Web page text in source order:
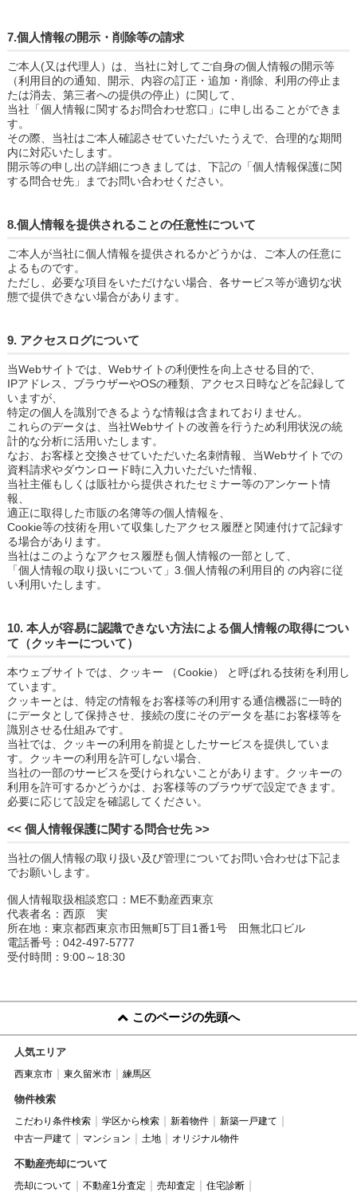
7.個人情報の開示・削除等の請求
ご本人(又は代理人）は、当社に対してご自身の個人情報の開示等
（利用目的の通知、開示、内容の訂正・追加・削除、利用の停止ま
たは消去、第三者への提供の停止）に関して、
当社「個人情報に関するお問合わせ窓口」に申し出ることができま
す。
その際、当社はご本人確認させていただいたうえで、合理的な期間
内に対応いたします。
開示等の申し出の詳細につきましては、下記の「個人情報保護に関
する問合せ先」までお問い合わせください。
8.個人情報を提供されることの任意性について
ご本人が当社に個人情報を提供されるかどうかは、ご本人の任意に
よるものです。
ただし、必要な項目をいただけない場合、各サービス等が適切な状
態で提供できない場合があります。
9. アクセスログについて
当Webサイトでは、Webサイトの利便性を向上させる目的で、
IPアドレス、ブラウザーやOSの種類、アクセス日時などを記録して
いますが、
特定の個人を識別できるような情報は含まれておりません。
これらのデータは、当社Webサイトの改善を行うため利用状況の統
計的な分析に活用いたします。
なお、お客様と交換させていただいた名刺情報、当Webサイトでの
資料請求やダウンロード時に入力いただいた情報、
当社主催もしくは販社から提供されたセミナー等のアンケート情
報、
適正に取得した市販の名簿等の個人情報を、
Cookie等の技術を用いて収集したアクセス履歴と関連付けて記録す
る場合があります。
当社はこのようなアクセス履歴も個人情報の一部として、
「個人情報の取り扱いについて」3.個人情報の利用目的 の内容に従
い利用いたします。
10. 本人が容易に認識できない方法による個人情報の取得につい
て（クッキーについて）
本ウェブサイトでは、クッキー （Cookie） と呼ばれる技術を利用し
ています。
クッキーとは、特定の情報をお客様等の利用する通信機器に一時的
にデータとして保持させ、接続の度にそのデータを基にお客様等を
識別させる仕組みです。
当社では、クッキーの利用を前提としたサービスを提供していま
す。クッキーの利用を許可しない場合、
当社の一部のサービスを受けられないことがあります。クッキーの
利用を許可するかどうかは、お客様等のブラウザで設定できます。
必要に応じて設定を確認してください。
<< 個人情報保護に関する問合せ先 >>
当社の個人情報の取り扱い及び管理についてお問い合わせは下記ま
でお願いします。
個人情報取扱相談窓口：ME不動産西東京
代表者名：西原 実
所在地：東京都西東京市田無町5丁目1番1号 田無北口ビル
電話番号：042-497-5777
受付時間：9:00～18:30
このページの先頭へ
人気エリア
西東京市 東久留米市 練馬区
物件検索
こだわり条件検索 学区から検索 新着物件
新築一戸建て
中古一戸建て
マンション 土地 オリジナル物件
不動産売却について
売却について 不動産1分査定 売却査定
住宅診断